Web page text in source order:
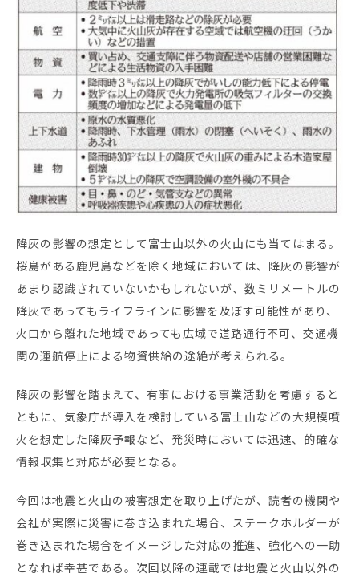
降灰の影響の想定として富士山以外の火山にも当てはまる。
桜島がある鹿児島などを除く地域においては、降灰の影響が
あまり認識されていないかもしれないが、数ミリメートルの
降灰であってもライフラインに影響を及ぼす可能性があり、
火口から離れた地域であっても広域で道路通行不可、交通機
関の運航停止による物資供給の途絶が考えられる。
降灰の影響を踏まえて、有事における事業活動を考慮すると
ともに、気象庁が導入を検討している富士山などの大規模噴
火を想定した降灰予報など、発災時においては迅速、的確な
情報収集と対応が必要となる。
今回は地震と火山の被害想定を取り上げたが、読者の機関や
会社が実際に災害に巻き込まれた場合、ステークホルダーが
巻き込まれた場合をイメージした対応の推進、強化への一助
となれば幸甚である。次回以降の連載では地震と火山以外の